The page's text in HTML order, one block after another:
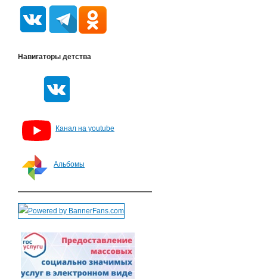
Навигаторы детства
Канал на youtube
Альбомы